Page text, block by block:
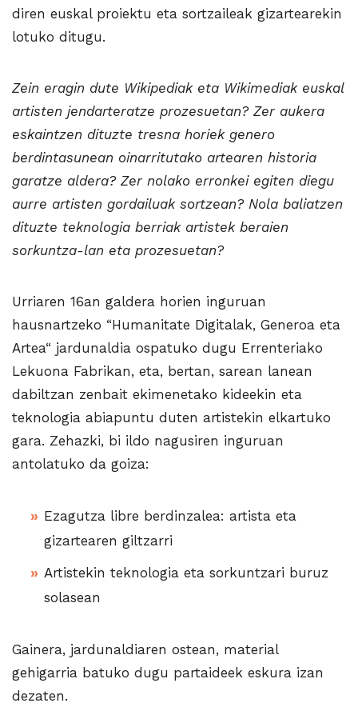
diren euskal proiektu eta sortzaileak gizartearekin
lotuko ditugu.
Zein eragin dute Wikipediak eta Wikimediak euskal
artisten jendarteratze prozesuetan? Zer aukera
eskaintzen dituzte tresna horiek genero
berdintasunean oinarritutako artearen historia
garatze aldera? Zer nolako erronkei egiten diegu
aurre artisten gordailuak sortzean? Nola baliatzen
dituzte teknologia berriak artistek beraien
sorkuntza-lan eta prozesuetan?
Urriaren 16an galdera horien inguruan
hausnartzeko “Humanitate Digitalak, Generoa eta
Artea“ jardunaldia ospatuko dugu Errenteriako
Lekuona Fabrikan, eta, bertan, sarean lanean
dabiltzan zenbait ekimenetako kideekin eta
teknologia abiapuntu duten artistekin elkartuko
gara. Zehazki, bi ildo nagusiren inguruan
antolatuko da goiza:
Ezagutza libre berdinzalea: artista eta
gizartearen giltzarri
Artistekin teknologia eta sorkuntzari buruz
solasean
Gainera, jardunaldiaren ostean, material
gehigarria batuko dugu partaideek eskura izan
dezaten.